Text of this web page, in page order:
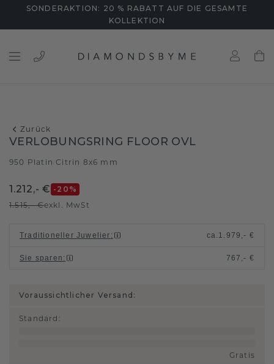
SONDERAKTION: 20 % RABATT AUF DIE GESAMTE
KOLLEKTION
Zurück
VERLOBUNGSRING FLOOR OVL
950 Platin /Citrin 8x6 mm
1.212,- € -20 %
1.515,- €exkl. MwSt
Traditioneller Juwelier : ca. 1.979,- €
Sie sparen : 767,- €
Voraussichtlicher Versand:
Standard :
Gratis